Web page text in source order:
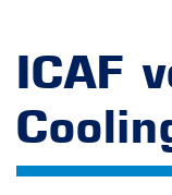
ICAF